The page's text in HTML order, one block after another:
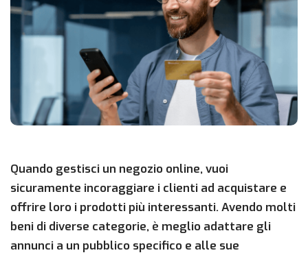
Quando gestisci un negozio online, vuoi
sicuramente incoraggiare i clienti ad acquistare e
offrire loro i prodotti più interessanti. Avendo molti
beni di diverse categorie, è meglio adattare gli
annunci a un pubblico specifico e alle sue